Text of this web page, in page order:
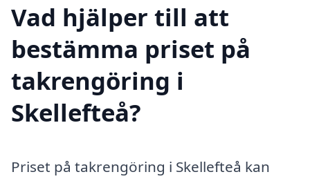
Vad hjälper till att
bestämma priset på
takrengöring i
Skellefteå?
Priset på takrengöring i Skellefteå kan